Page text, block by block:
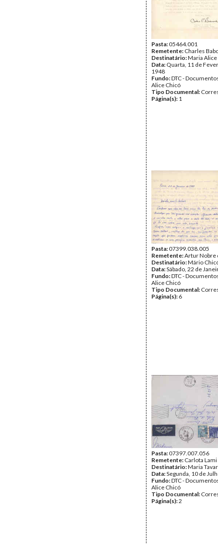
Pasta:05464.001
Remetente: Charles
Destinatário:Maria Alice
Data: Quarta, 11 de
1948
Fundo:DTC -
Alice Chicó
Tipo Documental:
Página(s): 1
Pasta:07399.038.005
Remetente:Artur Nobre
Destinatário:Mário
Data:Sábado, 22 de
Fundo:DTC -
Alice Chicó
Tipo Documental:
Página(s): 6
Pasta:07397.007.056
Remetente: Carlota Lami
Destinatário:Maria
Data:Segunda, 10 de
Fundo:DTC -
Alice Chicó
Tipo Documental:
Página(s):2